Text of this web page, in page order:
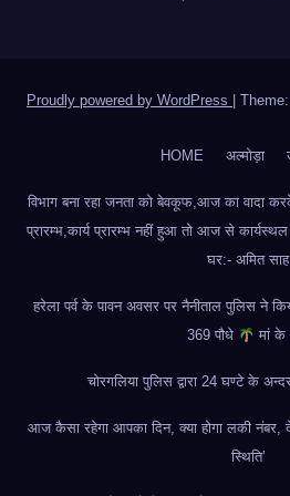
Proudly powered by WordPress
HOME अल्मोड़ा
विभाग बना रहा जनता को बेवकूफ,आज का वादा
प्रारम्भ,कार्य प्रारम्भ नहीं हुआ तो आज से
घर:- अमित साह
हरेला पर्व के पावन अवसर पर नैनीताल पुलिस ने
369 पौधे
मां के
चोरगलिया पुलिस द्वारा 24 घण्टे के
आज कैसा रहेगा आपका दिन, क्या होगा लकी नंबर,
स्थिति’